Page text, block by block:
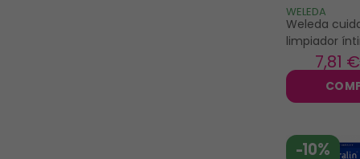
WELEDA
Weleda
limpiador
extrasuave
7,81 €
-10%